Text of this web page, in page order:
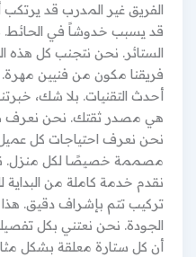
الفريق غير المدرب قد يرتكب
قد يسبب خدوشاً في الحائط.
الستائر. نحن نتجنب كل هذه
فريقنا مكون من فنيين مهرة.
أحدث التقنيات. بلا شك،
هي مصدر ثقتك. نحن نعرف
نحن نعرف احتياجات كل عميل.
مصممة خصيصًا لكل منزل.
نقدم خدمة كاملة من البداية
تركيب تتم بإشراف دقيق.
الجودة. نحن نعتني بكل
أن كل ستارة معلقة بشكل